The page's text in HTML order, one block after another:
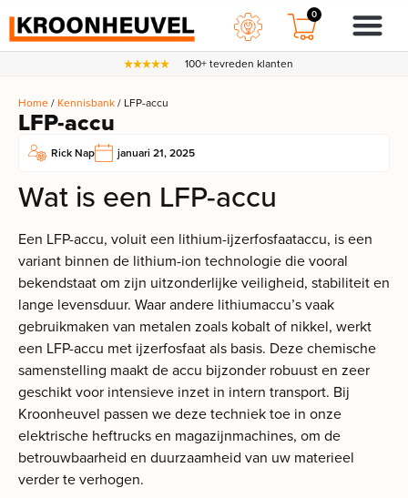
0
100+ tevreden klanten
Home/ Kennisbank/ LFP-accu
LFP-accu
Rick Nap januari 21, 2025
Wat is een LFP-accu
Een LFP-accu, voluit een lithium-ijzerfosfaataccu, is een
variant binnen de lithium-ion technologie die vooral
bekendstaat om zijn uitzonderlijke veiligheid, stabiliteit en
lange levensduur. Waar andere lithiumaccu’s vaak
gebruikmaken van metalen zoals kobalt of nikkel, werkt
een LFP-accu met ijzerfosfaat als basis. Deze chemische
samenstelling maakt de accu bijzonder robuust en zeer
geschikt voor intensieve inzet in intern transport. Bij
Kroonheuvel passen we deze techniek toe in onze
elektrische heftrucks en magazijnmachines, om de
betrouwbaarheid en duurzaamheid van uw materieel
verder te verhogen.